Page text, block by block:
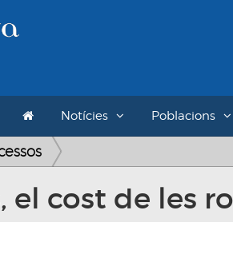
Notícies Poblacions
el cost de les